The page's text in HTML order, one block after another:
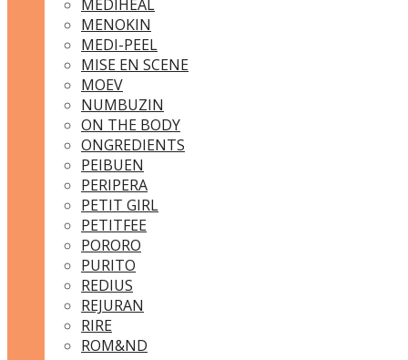
MEDIHEAL
MENOKIN
MEDI-PEEL
MISE EN SCENE
MOEV
NUMBUZIN
ON THE BODY
ONGREDIENTS
PEIBUEN
PERIPERA
PETIT GIRL
PETITFEE
PORORO
PURITO
REDIUS
REJURAN
RIRE
ROM&ND